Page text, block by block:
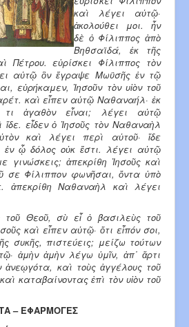
καὶ λέγει αὐτῷ·
ἀκολούθει μοι. ἦν
δὲ ὁ Φίλιππος ἀπὸ
Βηθσαϊδά, ἐκ τῆς
Πέτρου. εὑρίσκει Φίλιππος τὸν
αὐ­τῷ ὃν ἔγραψε Μωϋσῆς ἐν τῷ
εὑρήκαμεν, Ἰησοῦν τὸν υἱὸν τοῦ
καὶ εἶπεν αὐτῷ Ναθαναήλ· ἐκ
ἀγαθὸν εἶναι; λέγει αὐτῷ
ἴδε. εἶδεν ὁ Ἰησοῦς τὸν Ναθαναὴλ
καὶ λέγει περὶ αὐτοῦ· ἴδε
ἐν ᾧ δόλος οὐκ ἔστι. λέγει αὐτῷ
γινώσκεις; ἀπεκρίθη Ἰησοῦς καὶ
σε Φίλιππον φωνῆσαι, ὄντα ὑπὸ
ἀπεκρίθη Ναθαναὴλ καὶ λέγει
τοῦ Θεοῦ, σὺ εἶ ὁ βασιλεὺς τοῦ
καὶ εἶπεν αὐτῷ· ὅτι εἶπόν σοι,
συκῆς, πιστεύεις; μείζω τούτων
ἀμὴν ἀμὴν λέγω ὑμῖν, ἀπ᾿ ἄρτι
καὶ τοὺς ἀγγέλους τοῦ
καταβαίνοντας ἐπὶ τὸν υἱὸν τοῦ
– ΕΦΑΡΜΟΓΕΣ